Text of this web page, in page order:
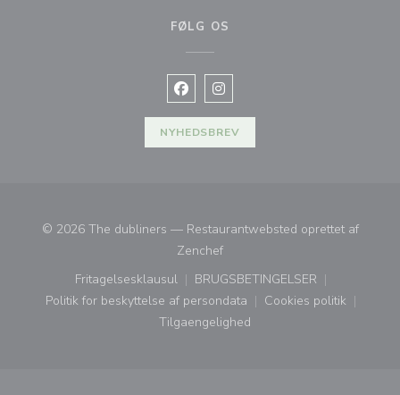
FØLG OS
Facebook ((åbner i et nyt vindue))
Instagram ((åbner i et nyt
NYHEDSBREV
© 2026 The dubliners — Restaurantwebsted oprettet af
Zenchef((åbner i et nyt vindue))
Fritagelsesklausul
((åbner i et nyt vindue))
BRUGSBETINGELSER
((åbner i et nyt vindue))
Politik for beskyttelse af persondata
((åbner i et nyt vindue))
Cookies politik
((åbner i et nyt
Tilgaengelighed
((åbner i et nyt vindue))